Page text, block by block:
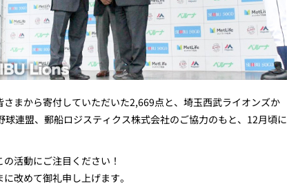
まから寄付していただいた2,669点と、埼玉西武ライオンズか
連盟、郵船ロジスティクス株式会社のご協力のもと、12月頃に
活動にご注目ください！
改めて御礼申し上げます。